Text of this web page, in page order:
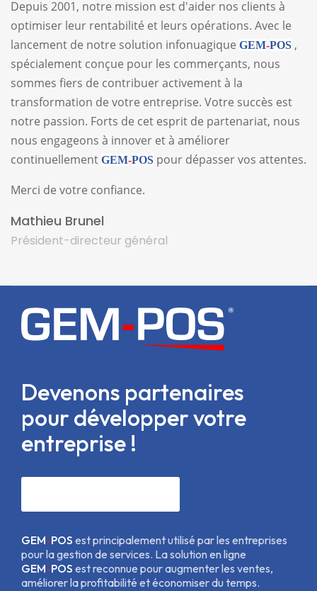
Depuis 2001, notre mission est d'aider nos clients à
optimiser leur rentabilité et leurs opérations. Avec le
lancement de notre solution infonuagique GEM-POS ,
spécialement conçue pour les commerçants, nous
sommes fiers de contribuer activement à la
transformation de votre entreprise. Votre succès est
notre passion. Forts de cet esprit de partenariat, nous
nous engageons à innover et à améliorer
continuellement GEM-POS pour dépasser vos attentes.
Merci de votre confiance.
Mathieu Brunel
Président-directeur général
Devenons partenaires
pour développer votre
entreprise !
GEM-POS est principalement utilisé par les entreprises
pour la gestion de services. La solution en ligne
GEM-POS est reconnue pour augmenter les ventes,
améliorer la profitabilité et économiser du temps.